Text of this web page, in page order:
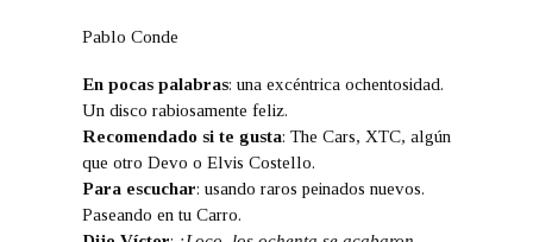
Pablo Conde
En pocas palabras: una excéntrica ochentosidad.
Un disco rabiosamente feliz.
Recomendado si te gusta: The Cars, XTC, algún
que otro Devo o Elvis Costello.
Para escuchar: usando raros peinados nuevos.
Paseando en tu Carro.